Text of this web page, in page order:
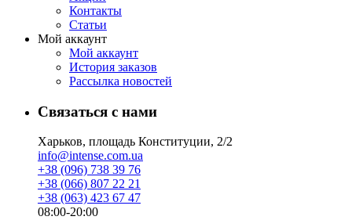
Контакты
Статьи
Мой аккаунт
Мой аккаунт
История заказов
Рассылка новостей
Связаться с нами
Харьков, площадь Конституции, 2/2
info@intense.com.ua
+38 (096) 738 39 76
+38 (066) 807 22 21
+38 (063) 423 67 47
08:00-20:00